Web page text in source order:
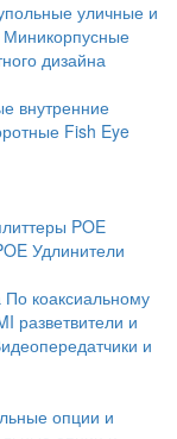
уличные и
Миникорпусные
дизайна
внутренние
Fish Eye
POE
Удлинители
По коаксиальному
разветвители и
и
опции и